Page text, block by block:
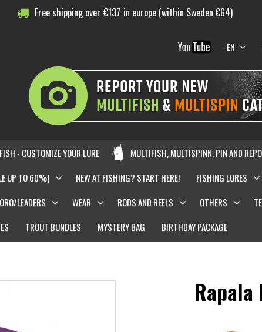
Free shipping over €137 in europe (within Sweden €64)
EN
- CUSTOMIZE YOUR LURE MULTIFISH, MULTISPINN, PIN AND
UP TO 60%) NEW AT FISHING? START HERE! FISHING LURES
LEADERS WEAR RODS AND REELS OTHERS
TROUT BUNDLES MYSTERY BAG BIRTHDAY PACKAGE
Rapala